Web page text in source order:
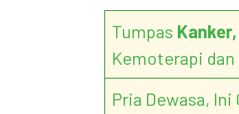
Tumpas
Kemoterapi
Pria Dewasa, Ini